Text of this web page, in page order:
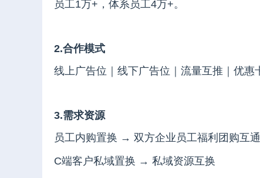
员工1万+，体系员工4万+。
2.合作模式
线上广告位｜线下广告位｜流量互推｜优
3.需求资源
员工内购置换 → 双方企业员工福利团购互通
C端客户私域置换 → 私域资源互换